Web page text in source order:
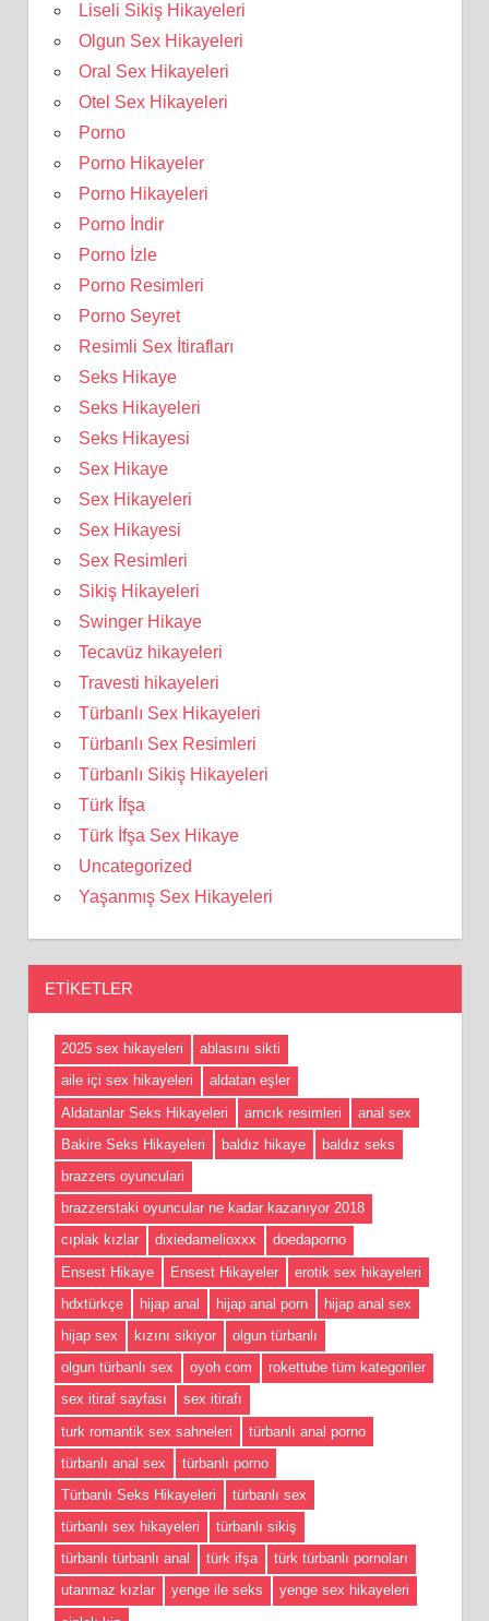
Liseli Sikiş Hikayeleri
Olgun Sex Hikayeleri
Oral Sex Hikayeleri
Otel Sex Hikayeleri
Porno
Porno Hikayeler
Porno Hikayeleri
Porno İndir
Porno İzle
Porno Resimleri
Porno Seyret
Resimli Sex İtirafları
Seks Hikaye
Seks Hikayeleri
Seks Hikayesi
Sex Hikaye
Sex Hikayeleri
Sex Hikayesi
Sex Resimleri
Sikiş Hikayeleri
Swinger Hikaye
Tecavüz hikayeleri
Travesti hikayeleri
Türbanlı Sex Hikayeleri
Türbanlı Sex Resimleri
Türbanlı Sikiş Hikayeleri
Türk İfşa
Türk İfşa Sex Hikaye
Uncategorized
Yaşanmış Sex Hikayeleri
ETIKETLER
2025 sex hikayeleri
ablasını sikti
aile içi sex hikayeleri
aldatan eşler
Aldatanlar Seks Hikayeleri
amcık resimleri
anal sex
Bakire Seks Hikayeleri
baldız hikaye
baldız seks
brazzers oyunculari
brazzerstaki oyuncular ne kadar kazanıyor 2018
cıplak kızlar
dixiedamelioxxx
doedaporno
Ensest Hikaye
Ensest Hikayeler
erotik sex hikayeleri
hdxtürkçe
hijap anal hijap anal porn
hijap anal sex
hijap sex
kızını sikiyor
olgun türbanlı
olgun türbanlı sex
oyoh com
rokettube tüm kategoriler
sex itiraf sayfası
sex itirafı
turk romantik sex sahneleri
türbanlı anal porno
türbanlı anal sex
türbanlı porno
Türbanlı Seks Hikayeleri
türbanlı sex
türbanlı sex hikayeleri
türbanlı sikiş
türbanlı türbanlı anal
türk ifşa
türk türbanlı pornoları
utanmaz kızlar
yenge ile seks
yenge sex hikayeleri